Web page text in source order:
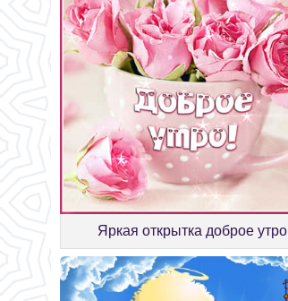
Яркая открытка доброе утро